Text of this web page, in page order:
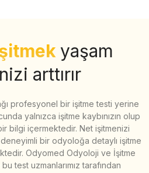
yaşam
arttırır
profesyonel bir işitme testi yerine
yalnızca işitme kaybınızın olup
bilgi içermektedir. Net işitmenizi
bir odyoloğa detaylı işitme
Odyomed Odyoloji ve İşitme
test uzmanlarımız tarafından